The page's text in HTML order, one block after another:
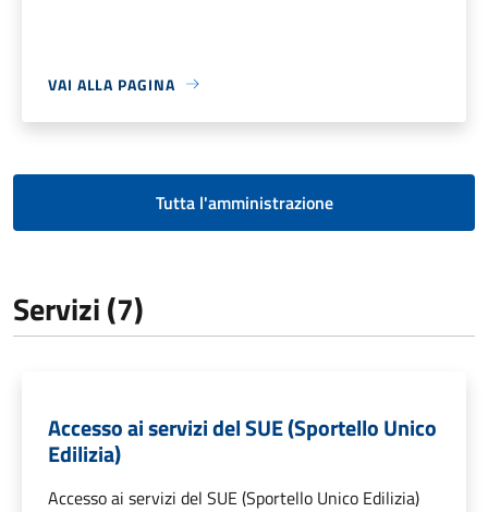
VAI ALLA PAGINA
Tutta l'amministrazione
Servizi (7)
Accesso ai servizi del SUE (Sportello Unico
Edilizia)
Accesso ai servizi del SUE (Sportello Unico Edilizia)